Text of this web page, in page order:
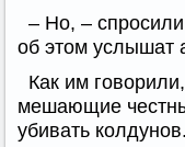
– Но, –
об этом услышат
Как им
мешающие
убивать колдунов.